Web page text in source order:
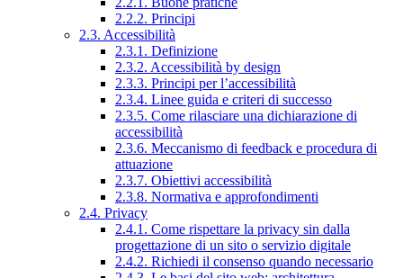
2.2.2. Principi
2.3. Accessibilità
2.3.1. Definizione
2.3.2. Accessibilità by design
2.3.3. Principi per l’accessibilità
2.3.4. Linee guida e criteri di successo
2.3.5. Come rilasciare una dichiarazione di
accessibilità
2.3.6. Meccanismo di feedback e procedura di
attuazione
2.3.7. Obiettivi accessibilità
2.3.8. Normativa e approfondimenti
2.4. Privacy
2.4.1. Come rispettare la privacy sin dalla
progettazione di un sito o servizio digitale
2.4.2. Richiedi il consenso quando necessario